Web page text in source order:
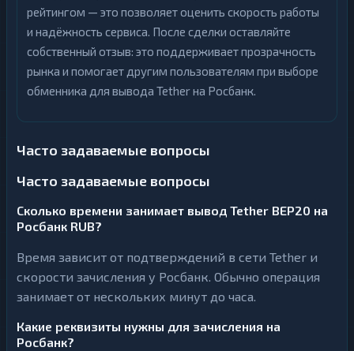
рейтингом — это позволяет оценить скорость работы
и надёжность сервиса. После сделки оставляйте
собственный отзыв: это поддерживает прозрачность
рынка и помогает другим пользователям при выборе
обменника для вывода Tether на Росбанк.
Часто задаваемые вопросы
Часто задаваемые вопросы
Сколько времени занимает вывод Tether BEP20 на
Росбанк RUB?
Время зависит от подтверждений в сети Tether и
скорости зачисления у Росбанк. Обычно операция
занимает от нескольких минут до часа.
Какие реквизиты нужны для зачисления на
Росбанк?